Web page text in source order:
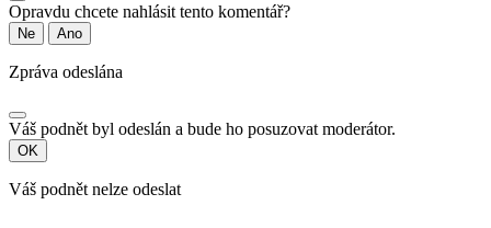
Opravdu chcete nahlásit tento komentář?
Ne Ano
Zpráva odeslána
Váš podnět byl odeslán a bude ho posuzovat moderátor.
OK
Váš podnět nelze odeslat